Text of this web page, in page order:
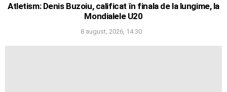
Atletism: Denis Buzoiu, calificat în finala de la lungime, la
Mondialele U20
8 august, 2026, 14:30